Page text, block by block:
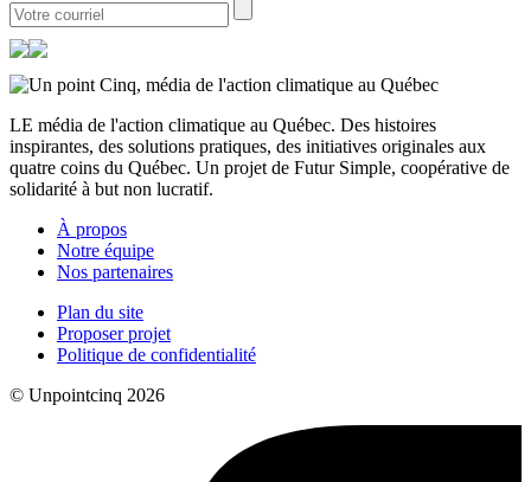
LE média de l'action climatique au Québec. Des histoires
inspirantes, des solutions pratiques, des initiatives originales aux
quatre coins du Québec. Un projet de Futur Simple, coopérative de
solidarité à but non lucratif.
À propos
Notre équipe
Nos partenaires
Plan du site
Proposer projet
Politique de confidentialité
© Unpointcinq 2026